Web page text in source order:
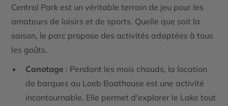
Central Park est un véritable terrain de jeu pour les
amateurs de loisirs et de sports. Quelle que soit la
saison, le parc propose des activités adaptées à tous
les goûts.
Canotage : Pendant les mois chauds, la location
de barques au Loeb Boathouse est une activité
incontournable. Elle permet d'explorer le Lake tout